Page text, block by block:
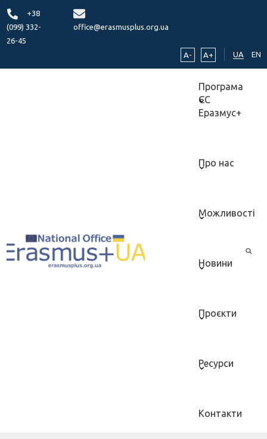
+38
(099) 332-
26-45
office@erasmusplus.org.ua
A- A+ UA EN
Програма
ЄС
Еразмус+
Про нас
Можливості
Новини
Проєкти
Ресурси
Контакти